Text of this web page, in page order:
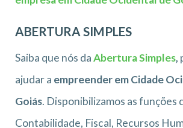
ABERTURA SIMPLES
Saiba que nós daAbertura Simples,
ajudar a empreender em Cidade
Goiás. Disponibilizamos as funções
Contabilidade, Fiscal, Recursos